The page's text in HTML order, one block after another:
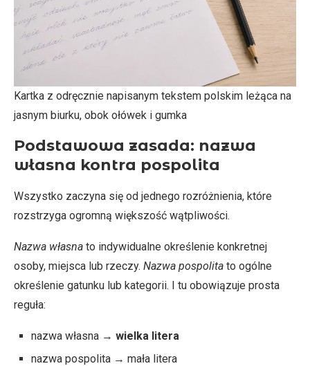
Kartka z odręcznie napisanym tekstem polskim leżąca na
jasnym biurku, obok ołówek i gumka
Podstawowa zasada: nazwa
własna kontra pospolita
Wszystko zaczyna się od jednego rozróżnienia, które
rozstrzyga ogromną większość wątpliwości.
Nazwa własna to indywidualne określenie konkretnej
osoby, miejsca lub rzeczy. Nazwa pospolita to ogólne
określenie gatunku lub kategorii. I tu obowiązuje prosta
reguła:
nazwa własna → wielka litera
nazwa pospolita → mała litera